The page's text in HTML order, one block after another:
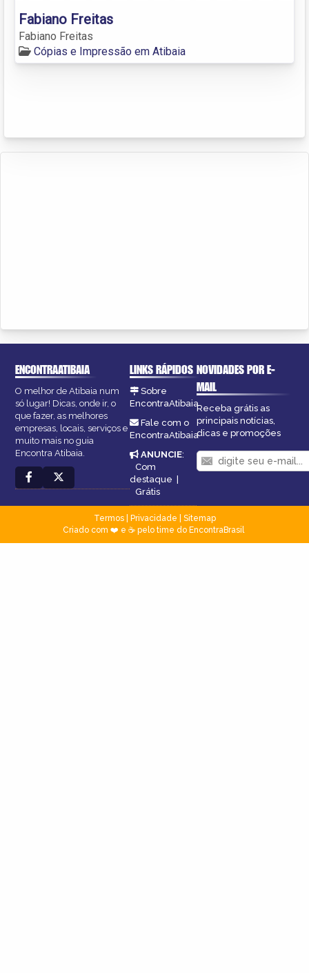
Fabiano Freitas
Fabiano Freitas
Cópias e Impressão em Atibaia
ENCONTRAATIBAIA
O melhor de Atibaia num
só lugar! Dicas, onde ir, o
que fazer, as melhores
empresas, locais, serviços e
muito mais no guia
Encontra Atibaia.
LINKS RÁPIDOS
Sobre
EncontraAtibaia
Fale com o
EncontraAtibaia
ANUNCIE:
Com
destaque |
Grátis
NOVIDADES POR E-
MAIL
Receba grátis as
principais notícias,
dicas e promoções
Termos| Privacidade
Sitemap
Criado com ❤️ e ☕ pelo time do EncontraBrasil